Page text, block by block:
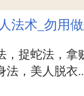
法术_勿用
，捉蛇法，拿
法，美人脱衣